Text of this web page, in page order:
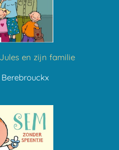
en zijn familie